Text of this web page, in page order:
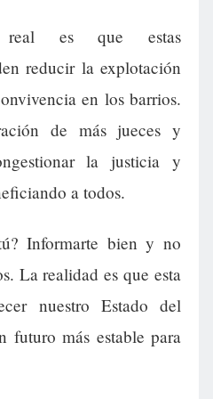
real es que estas
reducir la explotación
en los barrios.
de más jueces y
la justicia y
a todos.
Informarte bien y no
La realidad es que esta
nuestro Estado del
futuro más estable para